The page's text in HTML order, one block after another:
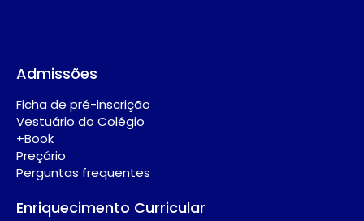
Admissões
Ficha de pré-inscrição
Vestuário do Colégio
+Book
Preçário
Perguntas frequentes
Enriquecimento Curricular